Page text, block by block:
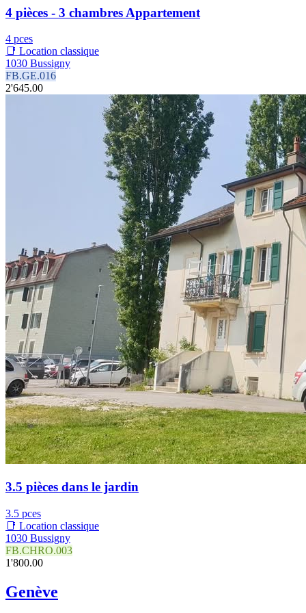
4 pièces - 3 chambres Appartement
4 pces
📑 Location classique
1030 Bussigny
FB.GE.016
2'645.00
3.5 pièces dans le jardin
3.5 pces
📑 Location classique
1030 Bussigny
FB.CHRO.003
1'800.00
Genève